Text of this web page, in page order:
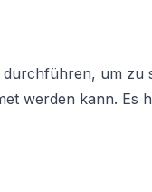
um zu
werden kann. Es